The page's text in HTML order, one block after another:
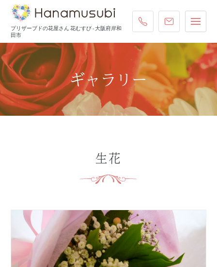
プリザーブドの花屋さん 花むすび - 大阪府岸和
田市
072-431-4587ご注文・お
ギャラリー
生花